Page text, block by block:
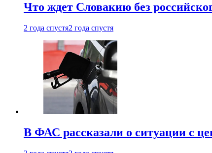
Что ждет Словакию без
2 года спустя2 года спустя
В ФАС рассказали о ситуации с